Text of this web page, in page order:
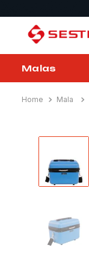
Malas
Mala